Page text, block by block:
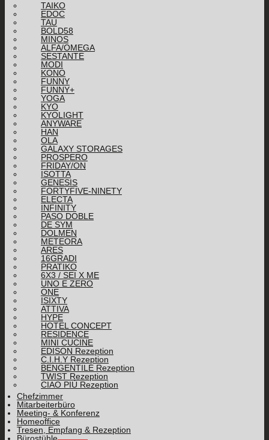
TAIKO
EDOC
TAU
BOLD58
MINOS
ALFA/OMEGA
SESTANTE
MODI
KONO
FUNNY
FUNNY+
YOGA
KYO
KYOLIGHT
ANYWARE
HAN
OLA
GALAXY STORAGES
PROSPERO
FRIDAY/ON
ISOTTA
GENESIS
FORTYFIVE-NINETY
ELECTA
INFINITY
PASO DOBLE
DE SYM
DOLMEN
METEORA
ARES
16GRADI
PRATIKO
6X3 / SEI X ME
UNO E ZERO
ONE
ISIXTY
ATTIVA
HYPE
HOTEL CONCEPT
RESIDENCE
MINI CUCINE
EDISON Rezeption
C.I.H.Y Rezeption
BENGENTILE Rezeption
TWIST Rezeption
CIAO PIÙ Rezeption
Chefzimmer
Mitarbeiterbüro
Meeting- & Konferenz
Homeoffice
Tresen, Empfang & Rezeption